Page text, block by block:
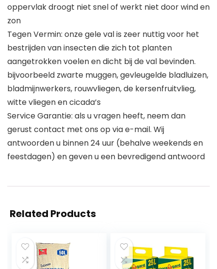
oppervlak droogt niet snel of werkt niet door wind en
zon
Tegen Vermin: onze gele val is zeer nuttig voor het
bestrijden van insecten die zich tot planten
aangetrokken voelen en dicht bij de val bevinden.
bijvoorbeeld zwarte muggen, gevleugelde bladluizen,
bladmijnwerkers, rouwvliegen, de kersenfruitvlieg,
witte vliegen en cicada’s
Service Garantie: als u vragen heeft, neem dan
gerust contact met ons op via e-mail. Wij
antwoorden u binnen 24 uur (behalve weekends en
feestdagen) en geven u een bevredigend antwoord
Related Products